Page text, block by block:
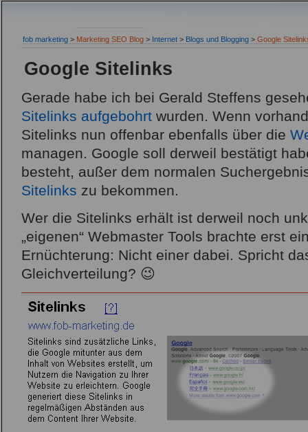
fob marketing > Marketing SEO Blog > Internet > Blogs und Blogging > Google
Google Sitelinks
Gerade habe ich bei Gerald Steffens
Sitelinks aufgebohrt wurden. Wenn
Sitelinks nun offenbar ebenfalls über die
managen. Google soll derweil bestätigt
besteht, außer dem normalen
Sitelinks zu bekommen.
Wer die Sitelinks erhält ist derweil noch
„eigenen“ Webmaster Tools brachte erst
Ernüchterung: Nicht einer dabei. Spricht
Gleichverteilung? 😉